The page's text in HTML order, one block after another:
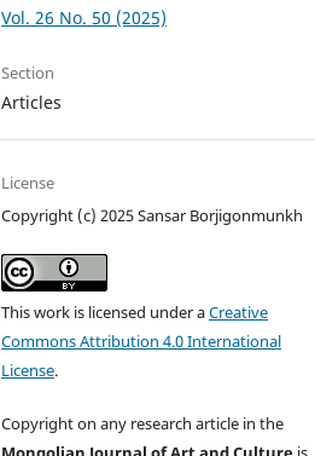
Vol. 26 No. 50 (2025)
Section
Articles
License
Copyright (c) 2025 Sansar Borjigonmunkh
This work is licensed under aCreative
Commons Attribution 4.0 International
License.
Copyright on any research article in the